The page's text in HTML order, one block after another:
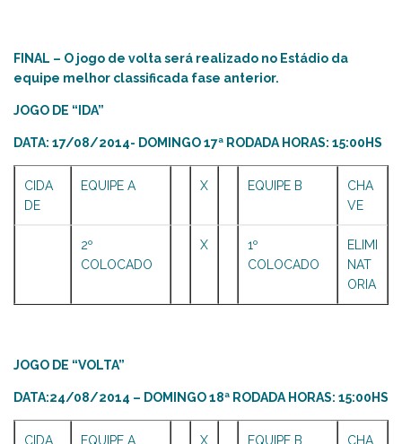
FINAL – O jogo de volta será realizado no Estádio da
equipe melhor classificada fase anterior.
JOGO DE “IDA”
DATA: 17/08/2014- DOMINGO 17ª RODADA HORAS: 15:00HS
CIDA
DE
EQUIPE A X EQUIPE B
CHA
VE
2º
COLOCADO
X
1º
COLOCADO
ELIMI
NAT
ORIA
JOGO DE “VOLTA”
DATA:24/08/2014 – DOMINGO 18ª RODADA HORAS: 15:00HS
CIDA EQUIPE A X EQUIPE B CHA